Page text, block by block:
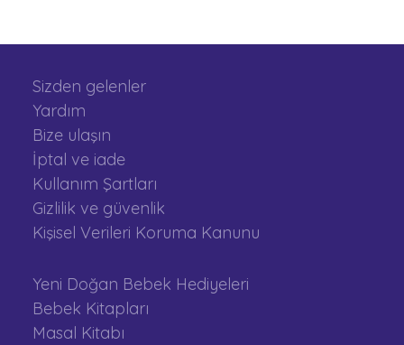
Sizden gelenler
Yardım
Bize ulaşın
İptal ve iade
Kullanım Şartları
Gizlilik ve güvenlik
Kişisel Verileri Koruma Kanunu
Yeni Doğan Bebek Hediyeleri
Bebek Kitapları
Masal Kitabı